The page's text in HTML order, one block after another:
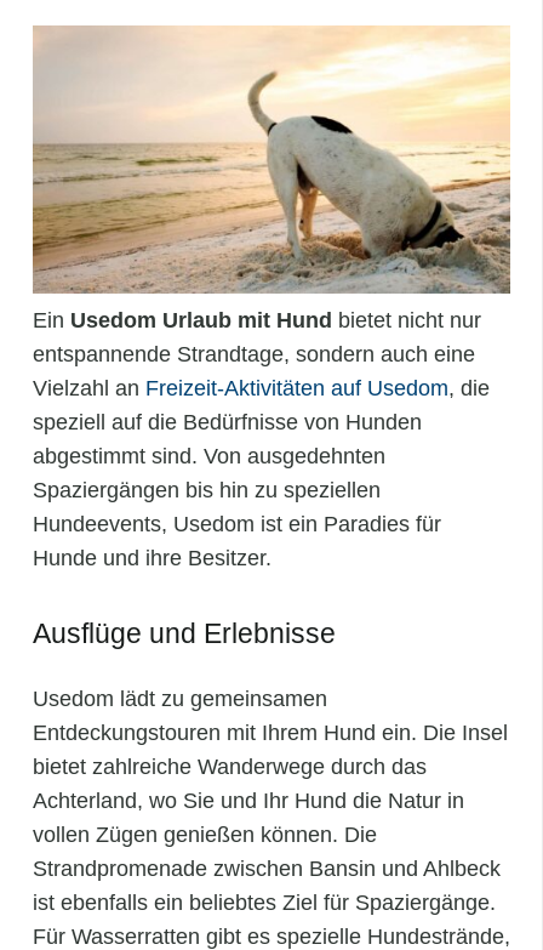
Ein Usedom Urlaub mit Hund bietet nicht nur
entspannende Strandtage, sondern auch eine
Vielzahl an Freizeit-Aktivitäten auf Usedom, die
speziell auf die Bedürfnisse von Hunden
abgestimmt sind. Von ausgedehnten
Spaziergängen bis hin zu speziellen
Hundeevents, Usedom ist ein Paradies für
Hunde und ihre Besitzer.
Ausflüge und Erlebnisse
Usedom lädt zu gemeinsamen
Entdeckungstouren mit Ihrem Hund ein. Die Insel
bietet zahlreiche Wanderwege durch das
Achterland, wo Sie und Ihr Hund die Natur in
vollen Zügen genießen können. Die
Strandpromenade zwischen Bansin und Ahlbeck
ist ebenfalls ein beliebtes Ziel für Spaziergänge.
Für Wasserratten gibt es spezielle Hundestrände,